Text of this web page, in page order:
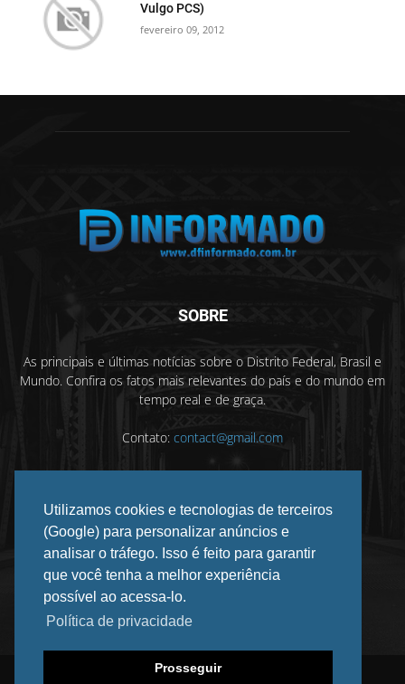
Utilizamos cookies e tecnologias de terceiros
(Google) para personalizar anúncios e
analisar o tráfego. Isso é feito para garantir
que você tenha a melhor experiência
possível ao acessa-lo.
Política de privacidade
Prosseguir
Vulgo PCS)
fevereiro 09, 2012
SOBRE
As principais e últimas notícias sobre o Distrito Federal, Brasil e
Mundo. Confira os fatos mais relevantes do país e do mundo em
tempo real e de graça.
Contato: contact@gmail.com
SIGA-NOS
2026 DF INFORMADO. Todos os direitos reservados.